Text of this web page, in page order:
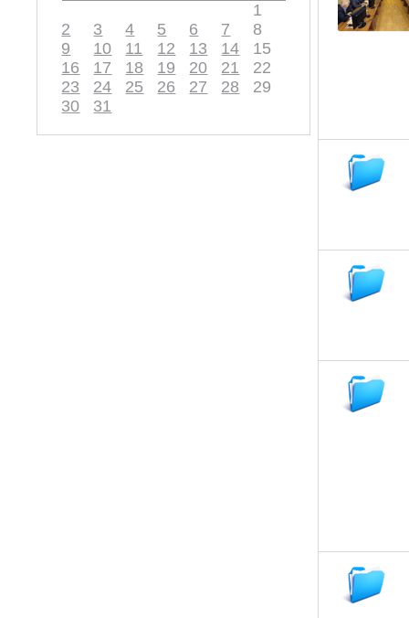
1
2
3 4 5 6 7
8
9
10 11 12 13 14
15
16
17 18 19 20 21
22
23
24 25 26 27 28
29
30
31